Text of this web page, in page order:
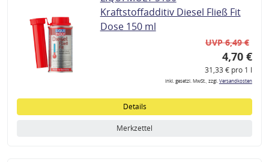
Kraftstoffadditiv Diesel Fließ Fit
Dose 150 ml
UVP 6,49 €
4,70 €
31,33 € pro 1 l
inkl. gesetzl. MwSt., zzgl.Versandkosten
Details
Merkzettel